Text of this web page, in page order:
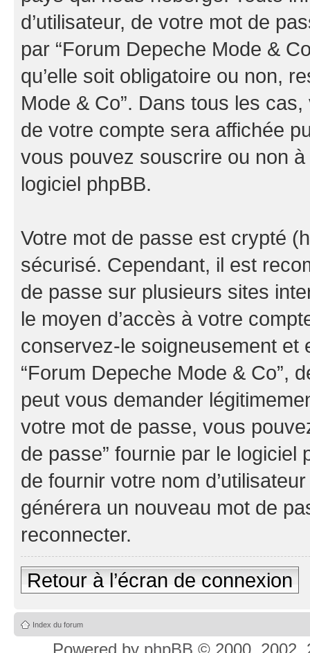
d’utilisateur, de votre mot de
par “Forum Depeche Mode &
qu’elle soit obligatoire ou non,
Mode & Co”. Dans tous les
de votre compte sera affichée
vous pouvez souscrire ou non à
logiciel phpBB.
Votre mot de passe est crypté
sécurisé. Cependant, il est
de passe sur plusieurs sites
le moyen d’accès à votre
conservez-le soigneusement et
“Forum Depeche Mode & Co”,
peut vous demander
votre mot de passe, vous
de passe” fournie par le
de fournir votre nom
générera un nouveau mot de
reconnecter.
Retour à l’écran de connexion
Index du forum
Powered by phpBB © 2000, 2002,